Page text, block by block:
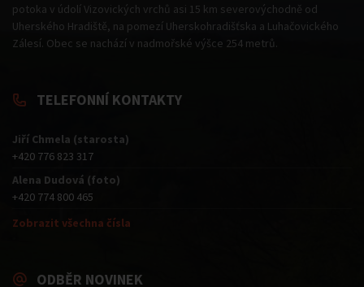
potoka v údolí Vizovických vrchů asi 15 km severovýchodně od
Uherského Hradiště, na pomezí Uherskohradišťska a Luhačovického
Zálesí. Obec se nachází v nadmořské výšce 254 metrů.
TELEFONNÍ KONTAKTY
Jiří Chmela (starosta)
+420 776 823 317
Alena Dudová (foto)
+420 774 800 465
Zobrazit všechna čísla
ODBĚR NOVINEK